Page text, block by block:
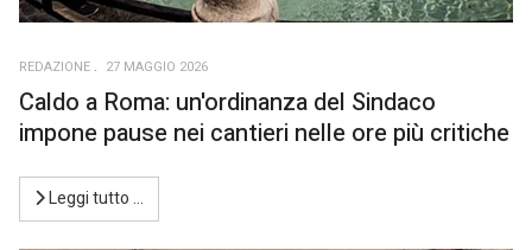
REDAZIONE 27 MAGGIO 2026
Caldo a Roma: un'ordinanza del Sindaco
impone pause nei cantieri nelle ore più critiche
Leggi tutto …